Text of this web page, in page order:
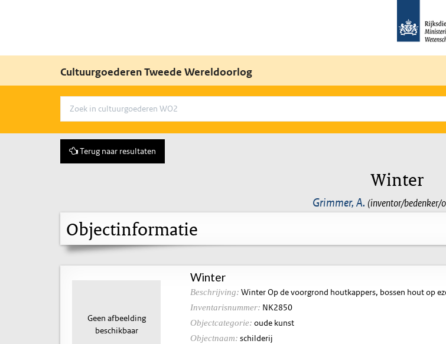
Cultuurgoederen Tweede Wereldoorlog
Terug naar resultaten
Winter
Grimmer, A. (inventor/bedenker/
Objectinformatie
Geen afbeelding
beschikbaar
Winter
Beschrijving: Winter Op de voorgrond houtkappers, bossen hout op
Inventarisnummer: NK2850
Objectcategorie: oude kunst
Objectnaam: schilderij